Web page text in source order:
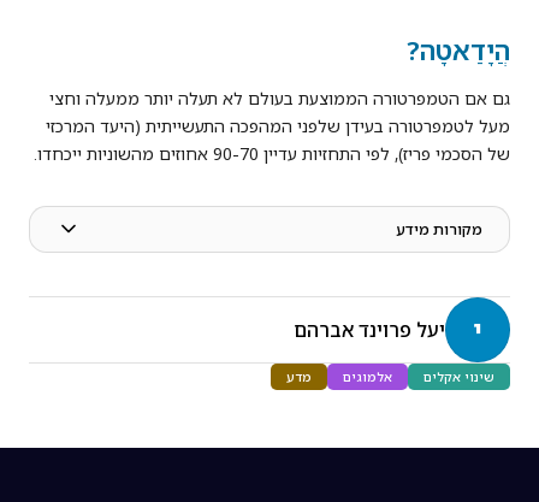
הֲיָדַאטָה?
גם אם הטמפרטורה הממוצעת בעולם לא תעלה יותר ממעלה וחצי
מעל לטמפרטורה בעידן שלפני המהפכה התעשייתית (היעד המרכזי
של הסכמי פריז), לפי התחזיות עדיין 90-70 אחוזים מהשוניות ייכחדו.
מקורות מידע
י יעל פרוינד אברהם
שינוי אקלים אלמוגים מדע